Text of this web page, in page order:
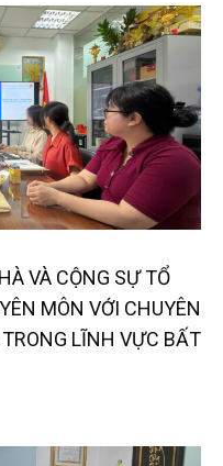
VÀ CỘNG SỰ TỔ
MÔN VỚI CHUYÊN
LĨNH VỰC BẤT